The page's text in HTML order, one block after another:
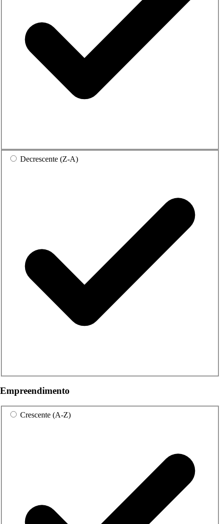
Decrescente (Z-A)
Empreendimento
Crescente (A-Z)